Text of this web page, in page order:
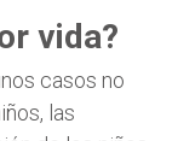
vida?
casos no
las